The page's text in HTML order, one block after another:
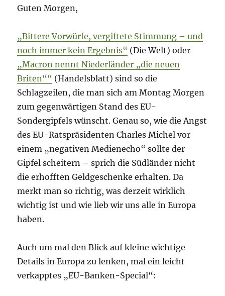
Guten Morgen,
„Bittere Vorwürfe, vergiftete Stimmung – und
noch immer kein Ergebnis“ (Die Welt) oder
„Macron nennt Niederländer „die neuen
Briten““ (Handelsblatt) sind so die
Schlagzeilen, die man sich am Montag Morgen
zum gegenwärtigen Stand des EU-
Sondergipfels wünscht. Genau so, wie die Angst
des EU-Ratspräsidenten Charles Michel vor
einem „negativen Medienecho“ sollte der
Gipfel scheitern – sprich die Südländer nicht
die erhofften Geldgeschenke erhalten. Da
merkt man so richtig, was derzeit wirklich
wichtig ist und wie lieb wir uns alle in Europa
haben.
Auch um mal den Blick auf kleine wichtige
Details in Europa zu lenken, mal ein leicht
verkapptes „EU-Banken-Special“: